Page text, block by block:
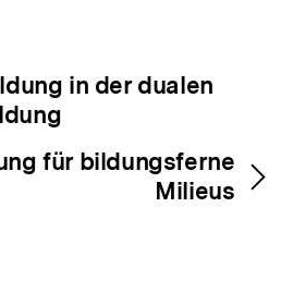
in der dualen
für bildungsferne
Milieus